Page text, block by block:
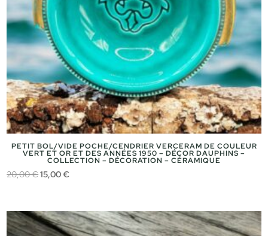
PETIT BOL/VIDE POCHE/CENDRIER VERCERAM DE COULEUR
VERT ET OR ET DES ANNÉES 1950 – DÉCOR DAUPHINS –
COLLECTION – DÉCORATION – CÉRAMIQUE
20,00€Le
était :
20,00 €.
15,00€Le
est :
15,00 €.